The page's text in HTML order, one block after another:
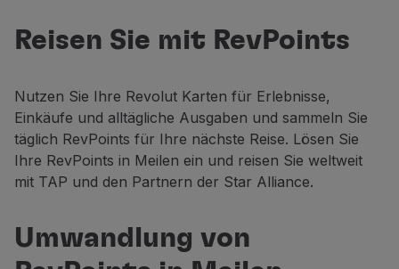
Mahlzeiten an bord
Unterhaltung
Verwalten der Reserve
Buchung Verwalten
Extras und Upgrades
Online-Rechnung
TAP-Gutscheine
Mieten Sie ein Auto
Reiseversicherung
RevPoints gegen
Meilen ein
Reisen Sie mit RevPoints
Nutzen Sie Ihre Revolut Karten für Erlebnisse,
Einkäufe und alltägliche Ausgaben und sammeln Sie
täglich RevPoints für Ihre nächste Reise. Lösen Sie
Ihre RevPoints in Meilen ein und reisen Sie weltweit
mit TAP und den Partnern der Star Alliance.
Umwandlung von